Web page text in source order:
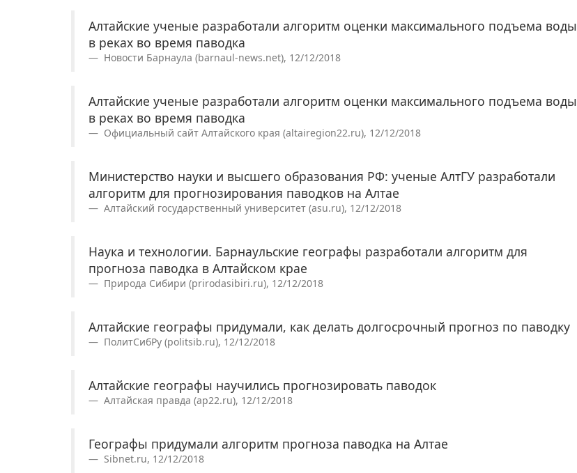
Алтайские ученые разработали алгоритм оценки максимального подъема воды
в реках во время паводка
Новости Барнаула (barnaul-news.net), 12/12/2018
Алтайские ученые разработали алгоритм оценки максимального подъема воды
в реках во время паводка
Официальный сайт Алтайского края (altairegion22.ru), 12/12/2018
Министерство науки и высшего образования РФ: ученые АлтГУ разработали
алгоритм для прогнозирования паводков на Алтае
Алтайский государственный университет (asu.ru), 12/12/2018
Наука и технологии. Барнаульские географы разработали алгоритм для
прогноза паводка в Алтайском крае
Природа Сибири (prirodasibiri.ru), 12/12/2018
Алтайские географы придумали, как делать долгосрочный прогноз по паводку
ПолитСибРу (politsib.ru), 12/12/2018
Алтайские географы научились прогнозировать паводок
Алтайская правда (ap22.ru), 12/12/2018
Географы придумали алгоритм прогноза паводка на Алтае
Sibnet.ru, 12/12/2018